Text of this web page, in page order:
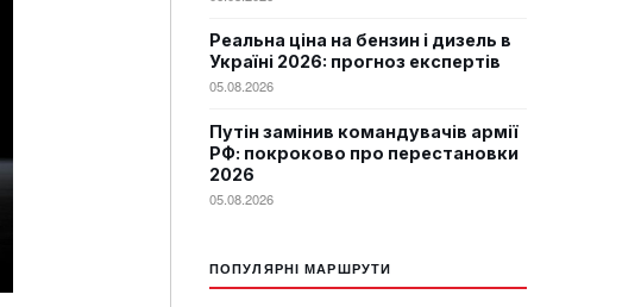
Реальна ціна на бензин і дизель в
Україні 2026: прогноз експертів
05.08.2026
Путін замінив командувачів армії
РФ: покроково про перестановки
2026
05.08.2026
ПОПУЛЯРНІ МАРШРУТИ